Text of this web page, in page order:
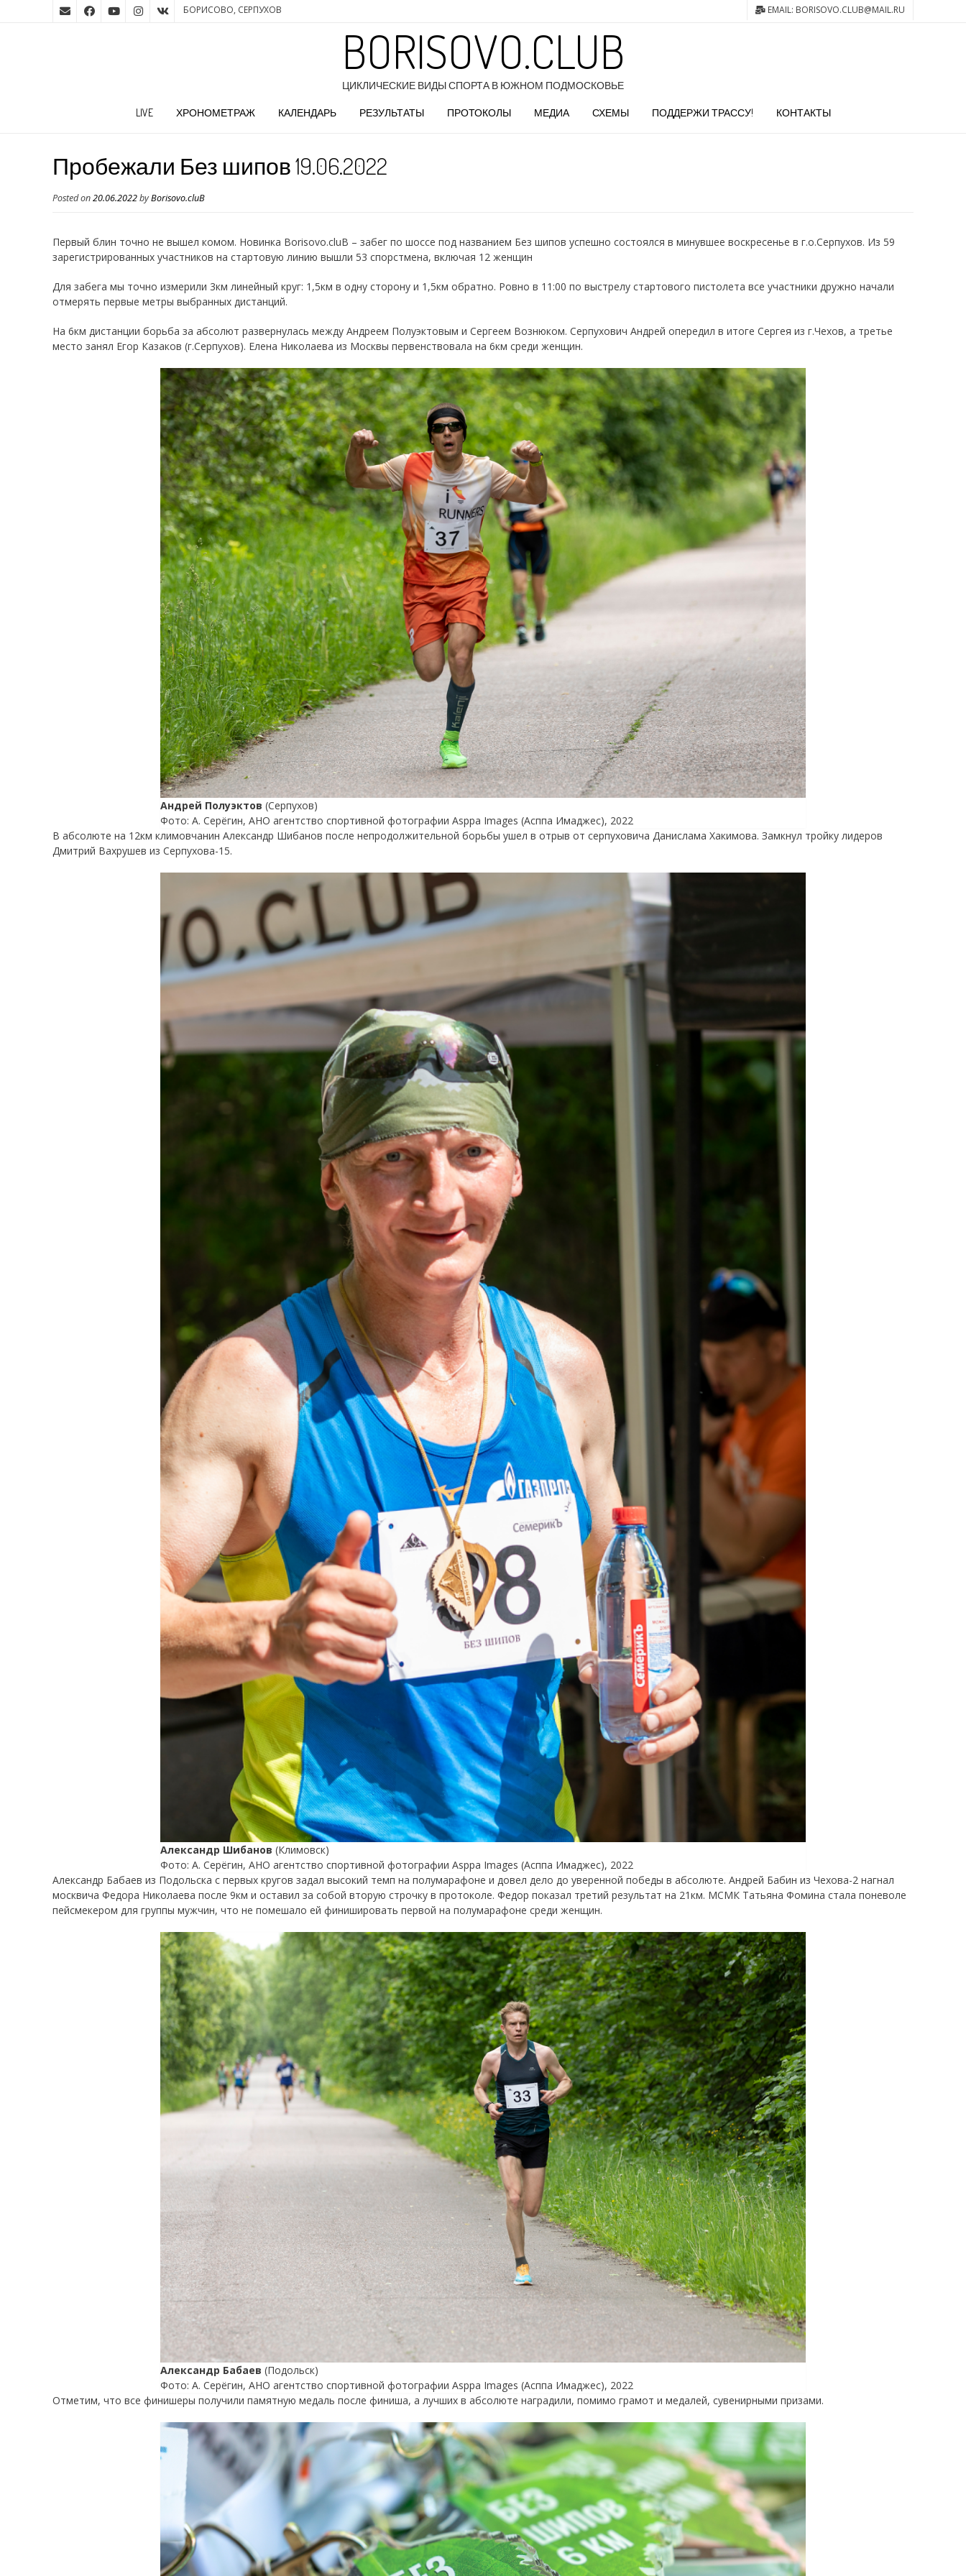
БОРИСОВО, СЕРПУХОВ EMAIL: BORISOVO.CLUB@MAIL.RU
BORISOVO.CLUB
ЦИКЛИЧЕСКИЕ ВИДЫ СПОРТА В ЮЖНОМ ПОДМОСКОВЬЕ
LIVE ХРОНОМЕТРАЖ КАЛЕНДАРЬ РЕЗУЛЬТАТЫ ПРОТОКОЛЫ МЕДИА СХЕМЫ ПОДДЕРЖИ ТРАССУ! КОНТАКТЫ
Пробежали Без шипов 19.06.2022
Posted on20.06.2022byBorisovo.cluB
Первый блин точно не вышел комом. Новинка Borisovo.cluB – забег по шоссе под названием Без шипов успешно состоялся в минувшее воскресенье в г.о.Серпухов. Из 59
зарегистрированных участников на стартовую линию вышли 53 спорстмена, включая 12 женщин
Для забега мы точно измерили 3км линейный круг: 1,5км в одну сторону и 1,5км обратно. Ровно в 11:00 по выстрелу стартового пистолета все участники дружно начали
отмерять первые метры выбранных дистанций.
На 6км дистанции борьба за абсолют развернулась между Андреем Полуэктовым и Сергеем Вознюком. Серпухович Андрей опередил в итоге Сергея из г.Чехов, а третье
место занял Егор Казаков (г.Серпухов). Елена Николаева из Москвы первенствовала на 6км среди женщин.
Андрей Полуэктов (Серпухов)
Фото: А. Серёгин, АНО агентство спортивной фотографии Asppa Images (Асппа Имаджес), 2022
В абсолюте на 12км климовчанин Александр Шибанов после непродолжительной борьбы ушел в отрыв от серпуховича Данислама Хакимова. Замкнул тройку лидеров
Дмитрий Вахрушев из Серпухова-15.
Александр Шибанов (Климовск)
Фото: А. Серёгин, АНО агентство спортивной фотографии Asppa Images (Асппа Имаджес), 2022
Александр Бабаев из Подольска с первых кругов задал высокий темп на полумарафоне и довел дело до уверенной победы в абсолюте. Андрей Бабин из Чехова-2 нагнал
москвича Федора Николаева после 9км и оставил за собой вторую строчку в протоколе. Федор показал третий результат на 21км. МСМК Татьяна Фомина стала поневоле
пейсмекером для группы мужчин, что не помешало ей финишировать первой на полумарафоне среди женщин.
Александр Бабаев (Подольск)
Фото: А. Серёгин, АНО агентство спортивной фотографии Asppa Images (Асппа Имаджес), 2022
Отметим, что все финишеры получили памятную медаль после финиша, а лучших в абсолюте наградили, помимо грамот и медалей, сувенирными призами.